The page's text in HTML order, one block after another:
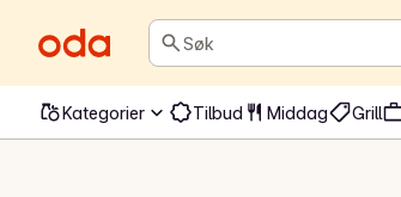
Søk
Kategorier Tilbud Middag Grill